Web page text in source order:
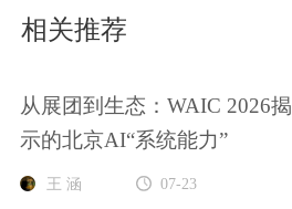
相关推荐
从展团到生态：WAIC 2026揭
示的北京AI“系统能力”
王 涵 07-23